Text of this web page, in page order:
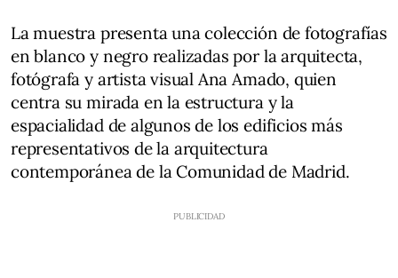
La muestra presenta una colección de fotografías
en blanco y negro realizadas por la arquitecta,
fotógrafa y artista visual Ana Amado, quien
centra su mirada en la estructura y la
espacialidad de algunos de los edificios más
representativos de la arquitectura
contemporánea de la Comunidad de Madrid.